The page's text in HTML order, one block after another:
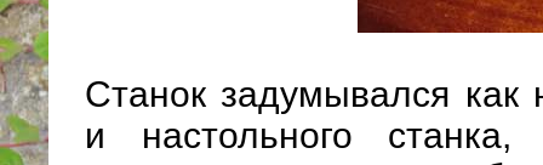
Станок задумывался как
и настольного